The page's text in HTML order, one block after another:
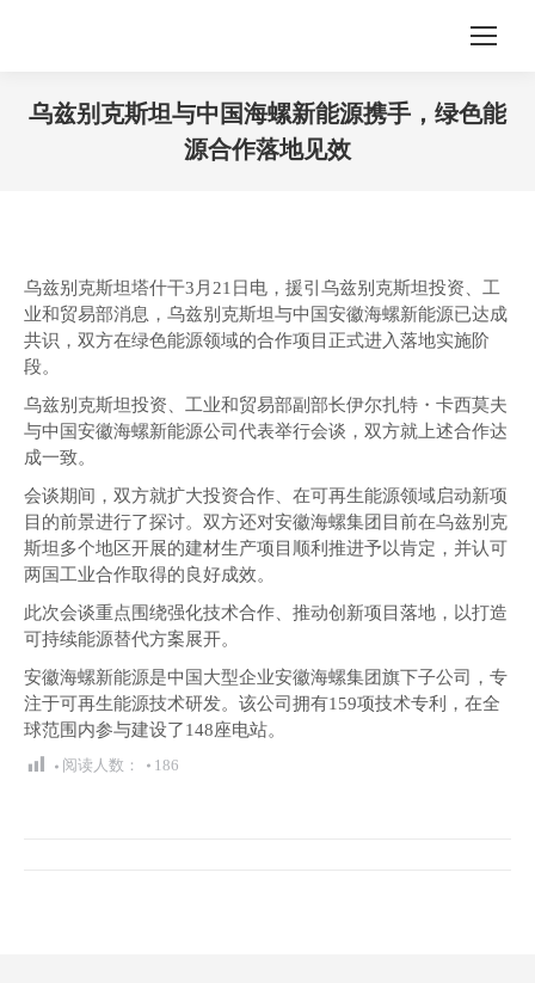
乌兹别克斯坦与中国海螺新能源携手，绿色能
源合作落地见效
乌兹别克斯坦塔什干3月21日电，援引乌兹别克斯坦投资、工
业和贸易部消息，乌兹别克斯坦与中国安徽海螺新能源已达成
共识，双方在绿色能源领域的合作项目正式进入落地实施阶
段。
乌兹别克斯坦投资、工业和贸易部副部长伊尔扎特・卡西莫夫
与中国安徽海螺新能源公司代表举行会谈，双方就上述合作达
成一致。
会谈期间，双方就扩大投资合作、在可再生能源领域启动新项
目的前景进行了探讨。双方还对安徽海螺集团目前在乌兹别克
斯坦多个地区开展的建材生产项目顺利推进予以肯定，并认可
两国工业合作取得的良好成效。
此次会谈重点围绕强化技术合作、推动创新项目落地，以打造
可持续能源替代方案展开。
安徽海螺新能源是中国大型企业安徽海螺集团旗下子公司，专
注于可再生能源技术研发。该公司拥有159项技术专利，在全
球范围内参与建设了148座电站。
阅读人数： 186